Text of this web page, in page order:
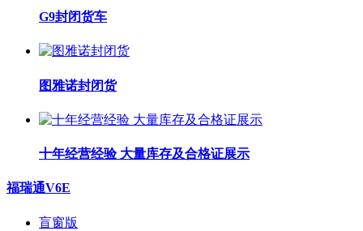
G9封闭货车
图雅诺封闭货
十年经营经验 大量库存及合格证展示
福瑞通V6E
盲窗版